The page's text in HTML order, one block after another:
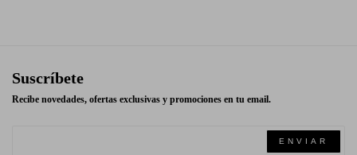
Suscríbete
Recibe novedades, ofertas exclusivas y promociones en tu email.
ENVIAR